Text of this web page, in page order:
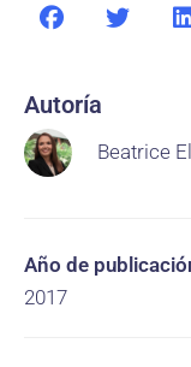
Autoría
Beatrice
Año de
2017